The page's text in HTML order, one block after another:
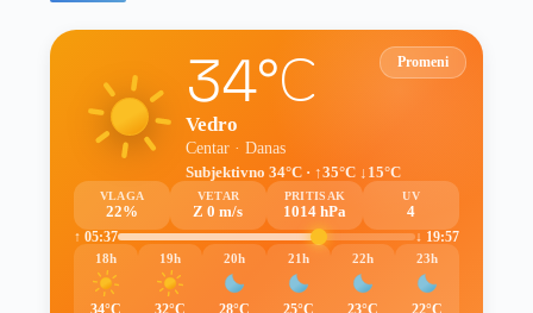
Promeni
34°C
Vedro
Centar · Danas
Subjektivno 34°C · ↑35°C ↓15°C
VLAGA
22%
VETAR
Z 0 m/s
PRITISAK
1014 hPa
UV
4
↑ 05:37
↓ 19:57
18h
34°C
19h
32°C
20h
28°C
21h
25°C
22h
23°C
23h
22°C